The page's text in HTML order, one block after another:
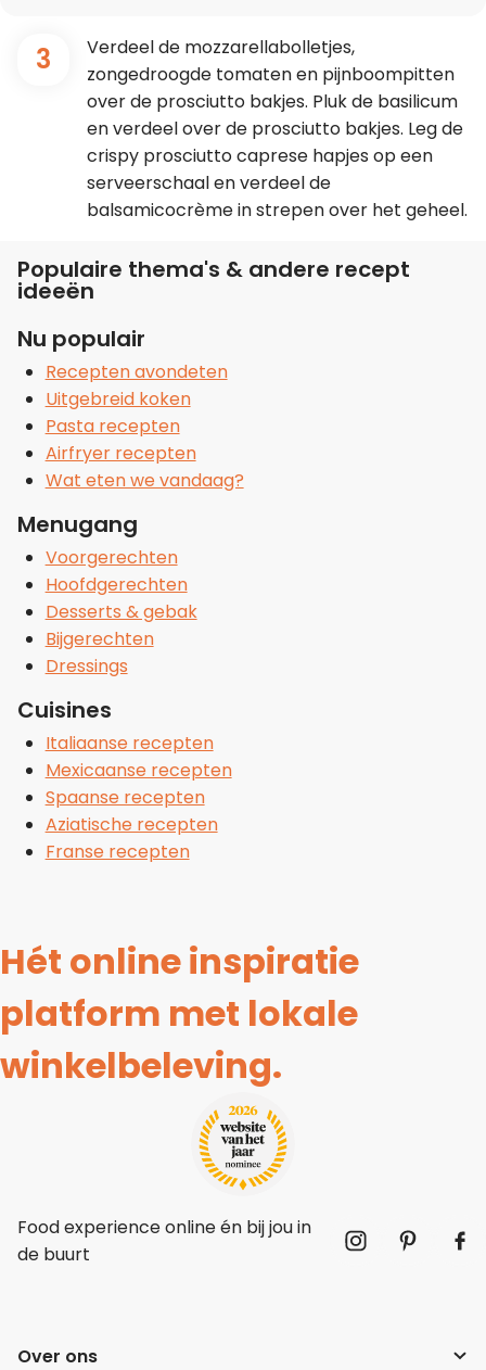
3
Verdeel de mozzarellabolletjes,
zongedroogde tomaten en pijnboompitten
over de prosciutto bakjes. Pluk de basilicum
en verdeel over de prosciutto bakjes. Leg de
crispy prosciutto caprese hapjes op een
serveerschaal en verdeel de
balsamicocrème in strepen over het geheel.
Populaire thema's & andere recept
ideeën
Nu populair
Recepten avondeten
Uitgebreid koken
Pasta recepten
Airfryer recepten
Wat eten we vandaag?
Menugang
Voorgerechten
Hoofdgerechten
Desserts & gebak
Bijgerechten
Dressings
Cuisines
Italiaanse recepten
Mexicaanse recepten
Spaanse recepten
Aziatische recepten
Franse recepten
Hét online inspiratie
platform met lokale
winkelbeleving.
Food experience online én bij jou in
de buurt
Over ons